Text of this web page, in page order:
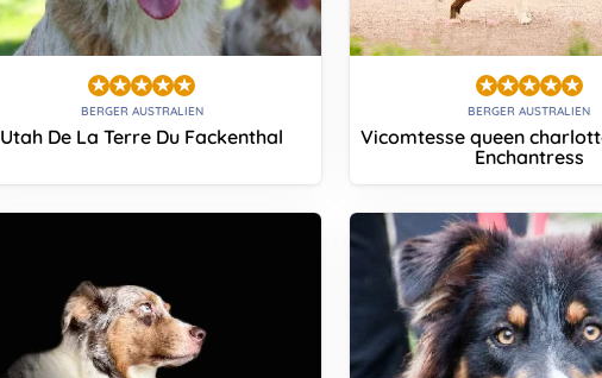
BERGER AUSTRALIEN
Utah De La Terre Du Fackenthal
BERGER AUSTRALIEN
Vicomtesse queen
Enchantress